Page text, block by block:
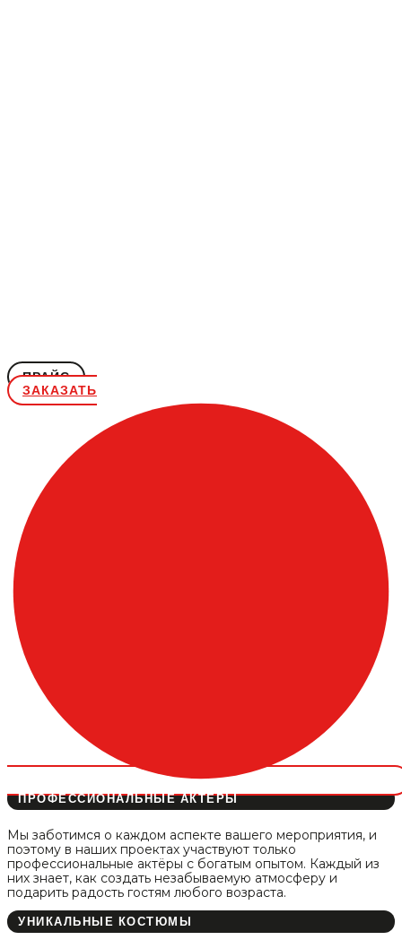
ПРАЙС
ЗАКАЗАТЬ
ПРОФЕССИОНАЛЬНЫЕ АКТЁРЫ
Мы заботимся о каждом аспекте вашего мероприятия, и
поэтому в наших проектах участвуют только
профессиональные актёры с богатым опытом. Каждый из
них знает, как создать незабываемую атмосферу и
подарить радость гостям любого возраста.
УНИКАЛЬНЫЕ КОСТЮМЫ